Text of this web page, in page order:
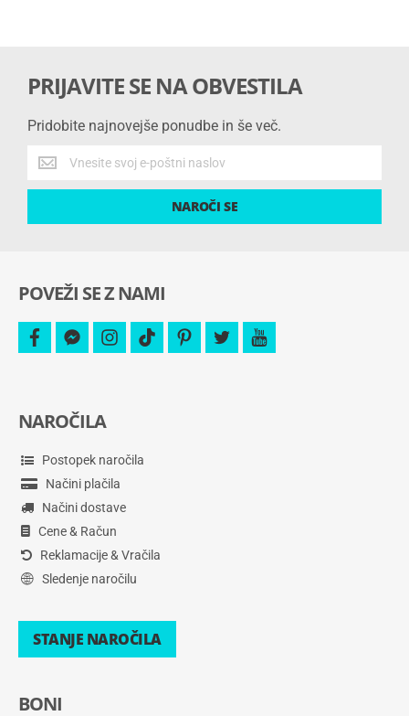
PRIJAVITE SE NA OBVESTILA
Pridobite najnovejše ponudbe in še več.
Pridobite
najnovejše
ponudbe
NAROČI SE
POVEŽI SE Z NAMI
facebookfacebook-
messenger
instagram
tiktokpinterest
twitteryoutube
NAROČILA
Postopek naročila
Načini plačila
Načini dostave
Cene & Račun
Reklamacije & Vračila
Sledenje naročilu
STANJE NAROČILA
BONI